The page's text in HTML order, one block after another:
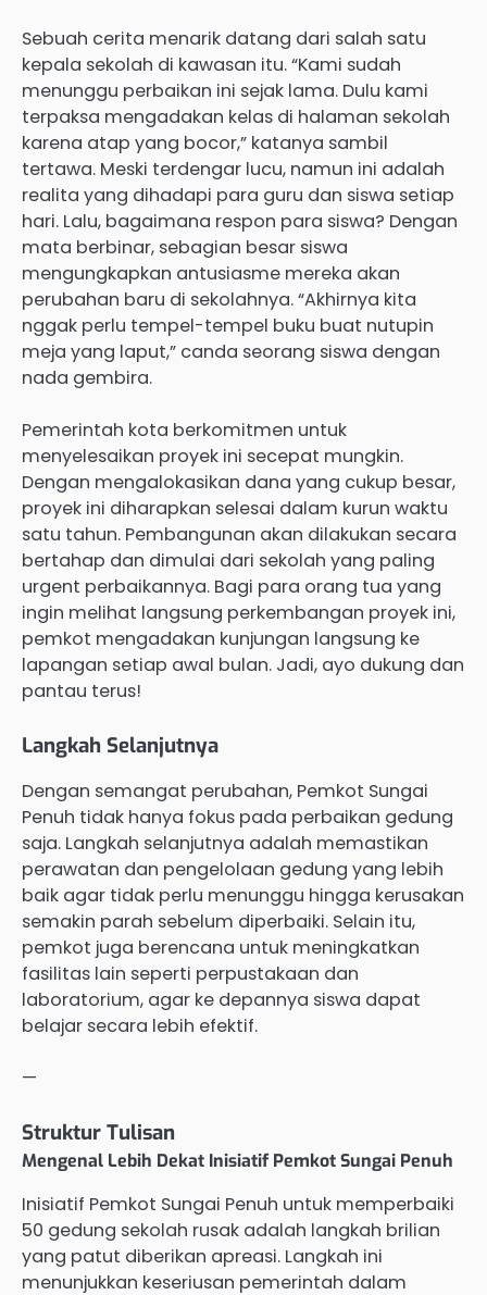
Sebuah cerita menarik datang dari salah satu
kepala sekolah di kawasan itu. “Kami sudah
menunggu perbaikan ini sejak lama. Dulu kami
terpaksa mengadakan kelas di halaman sekolah
karena atap yang bocor,” katanya sambil
tertawa. Meski terdengar lucu, namun ini adalah
realita yang dihadapi para guru dan siswa setiap
hari. Lalu, bagaimana respon para siswa? Dengan
mata berbinar, sebagian besar siswa
mengungkapkan antusiasme mereka akan
perubahan baru di sekolahnya. “Akhirnya kita
nggak perlu tempel-tempel buku buat nutupin
meja yang laput,” canda seorang siswa dengan
nada gembira.
Pemerintah kota berkomitmen untuk
menyelesaikan proyek ini secepat mungkin.
Dengan mengalokasikan dana yang cukup besar,
proyek ini diharapkan selesai dalam kurun waktu
satu tahun. Pembangunan akan dilakukan secara
bertahap dan dimulai dari sekolah yang paling
urgent perbaikannya. Bagi para orang tua yang
ingin melihat langsung perkembangan proyek ini,
pemkot mengadakan kunjungan langsung ke
lapangan setiap awal bulan. Jadi, ayo dukung dan
pantau terus!
Langkah Selanjutnya
Dengan semangat perubahan, Pemkot Sungai
Penuh tidak hanya fokus pada perbaikan gedung
saja. Langkah selanjutnya adalah memastikan
perawatan dan pengelolaan gedung yang lebih
baik agar tidak perlu menunggu hingga kerusakan
semakin parah sebelum diperbaiki. Selain itu,
pemkot juga berencana untuk meningkatkan
fasilitas lain seperti perpustakaan dan
laboratorium, agar ke depannya siswa dapat
belajar secara lebih efektif.
—
Struktur Tulisan
Mengenal Lebih Dekat Inisiatif Pemkot Sungai Penuh
Inisiatif Pemkot Sungai Penuh untuk memperbaiki
50 gedung sekolah rusak adalah langkah brilian
yang patut diberikan apreasi. Langkah ini
menunjukkan keseriusan pemerintah dalam